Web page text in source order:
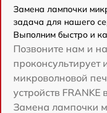
Замена лампочки
задача для нашего
Выполним быстро и
Позвоните нам и
проконсультирует
микроволновой
устройств
Замена лампочки